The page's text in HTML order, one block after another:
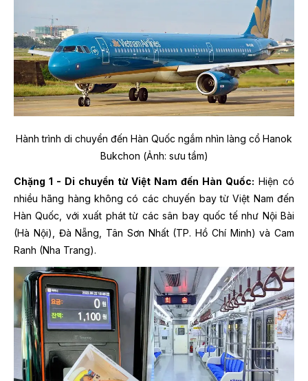
Hành trình di chuyển đến Hàn Quốc ngắm nhìn làng cổ Hanok
Bukchon (Ảnh: sưu tầm)
Chặng 1 - Di chuyển từ Việt Nam đến Hàn Quốc: Hiện có
nhiều hãng hàng không có các chuyến bay từ Việt Nam đến
Hàn Quốc, với xuất phát từ các sân bay quốc tế như Nội Bài
(Hà Nội), Đà Nẵng, Tân Sơn Nhất (TP. Hồ Chí Minh) và Cam
Ranh (Nha Trang).